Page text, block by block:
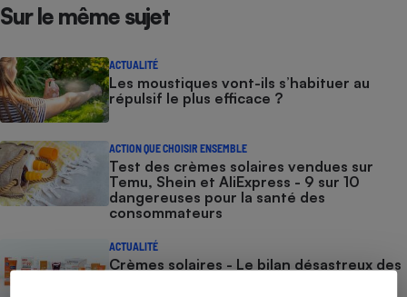
Sur le même sujet
ACTUALITÉ
Les moustiques vont-ils s’habituer au
répulsif le plus efficace ?
ACTION QUE CHOISIR ENSEMBLE
Test des crèmes solaires vendues sur
Temu, Shein et AliExpress - 9 sur 10
dangereuses pour la santé des
consommateurs
ACTUALITÉ
Crèmes solaires - Le bilan désastreux des